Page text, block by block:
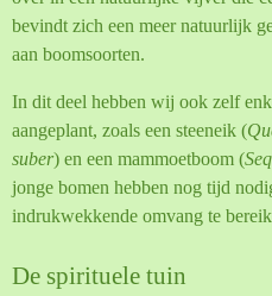
bevindt zich een meer natuurlijk
aan boomsoorten.
In dit deel hebben wij ook zelf
aangeplant, zoals een steeneik (
suber) en een mammoetboom (
jonge bomen hebben nog tijd
indrukwekkende omvang te
De spirituele tuin